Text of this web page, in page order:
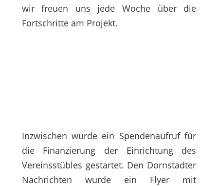
wir freuen uns jede Woche über die
Fortschritte am Projekt.
Inzwischen wurde ein Spendenaufruf für
die Finanzierung der Einrichtung des
Vereinsstübles gestartet. Den Dornstadter
Nachrichten wurde ein Flyer mit